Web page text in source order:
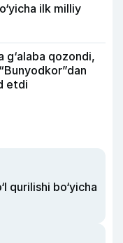
ilk milliy
g‘alaba qozondi,
etdi
qurilishi bo‘yicha